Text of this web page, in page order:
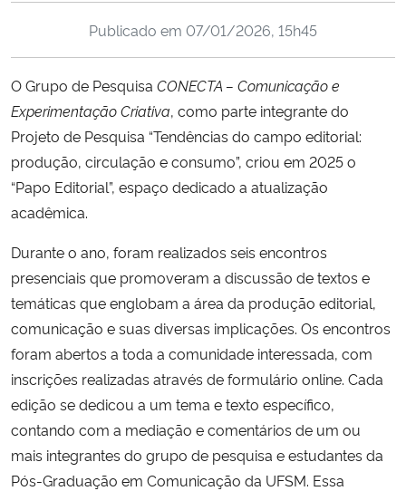
Ministério da Saúde
Ministério de Minas e Energia
Ministério da Ciência, Tecnologia, Inovações e Comunicações
Ministério do Meio Ambiente
Ministério do Turismo
Ministério do Desenvolvimento Regional
Controladoria-Geral da União
Secretaria-Geral
Secretaria de Governo
Publicado em 07/01/2026, 15h45
O Grupo de Pesquisa CONECTA – Comunicação e
Experimentação Criativa, como parte integrante do
Projeto de Pesquisa “Tendências do campo editorial:
produção, circulação e consumo”, criou em 2025 o
“Papo Editorial”, espaço dedicado a atualização
acadêmica.
Durante o ano, foram realizados seis encontros
presenciais que promoveram a discussão de textos e
temáticas que englobam a área da produção editorial,
comunicação e suas diversas implicações. Os encontros
foram abertos a toda a comunidade interessada, com
inscrições realizadas através de formulário online. Cada
edição se dedicou a um tema e texto específico,
contando com a mediação e comentários de um ou
mais integrantes do grupo de pesquisa e estudantes da
Pós-Graduação em Comunicação da UFSM. Essa